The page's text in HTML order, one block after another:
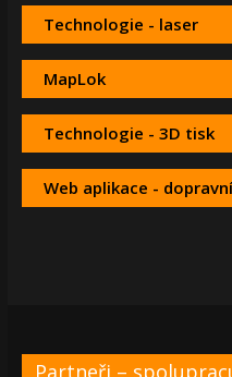
Technologie - laser
MapLok
Technologie - 3D tisk
Web aplikace -
Partneři –